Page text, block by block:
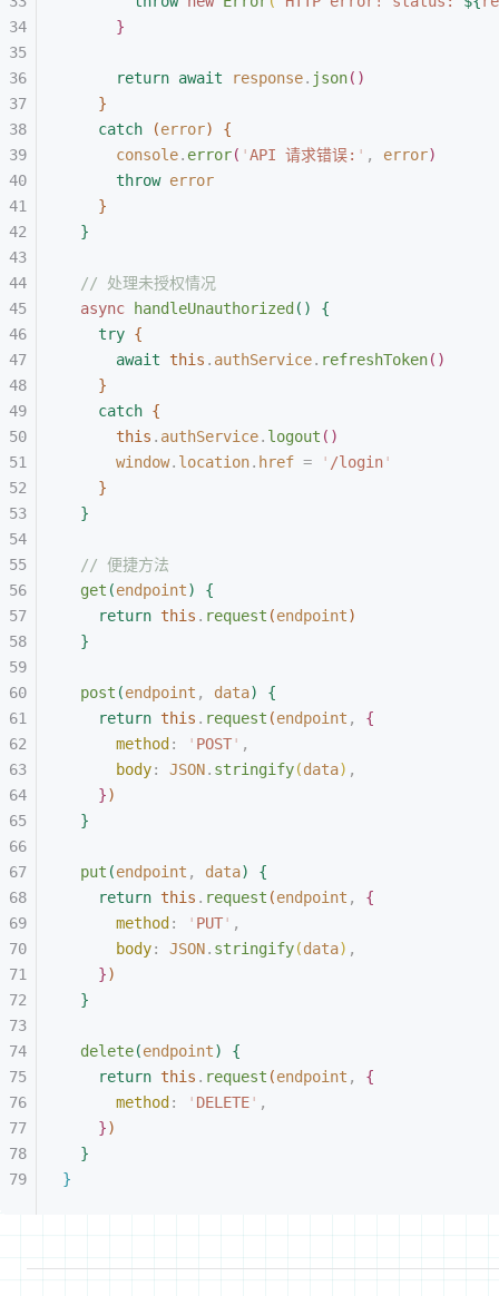
}
return await response. json( )
}
catch
(error)
{
console. error( 'API 请求错误: ' , error)
throw error
}
}
// 处理未授权情况
async handleUnauthorized ( )
{
try {
await this . authService. refreshToken( )
}
catch {
this . authService. logout ( )
window. location. href = ' /login'
}
}
// 便捷方法
get (endpoint)
{
return this . request (endpoint)
}
post (endpoint , data)
{
return this . request (endpoint ,
{
method : ' POST' ,
body: JSON. stringify(data) ,
})
}
put (endpoint , data)
{
return this . request (endpoint ,
{
method : ' PUT' ,
body: JSON. stringify(data) ,
})
}
delete(endpoint)
{
return this . request (endpoint ,
{
method : ' DELETE' ,
})
}
}